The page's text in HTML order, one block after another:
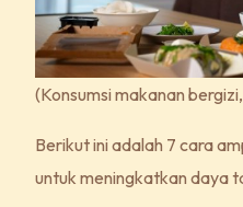
(Konsumsi makanan
Berikut ini adalah 7 cara
untuk meningkatkan daya